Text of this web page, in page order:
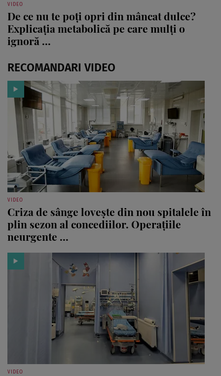
VIDEO
De ce nu te poți opri din mâncat dulce?
Explicația metabolică pe care mulți o
ignoră ...
RECOMANDARI VIDEO
VIDEO
Criza de sânge lovește din nou spitalele în
plin sezon al concediilor. Operațiile
neurgente ...
VIDEO